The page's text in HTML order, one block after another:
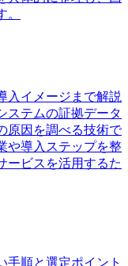
・SIEM・DLPと
正の証拠を保全
す。この記事では
業が適切なセキュ
かりやすく解説し
意点と対策を紹介